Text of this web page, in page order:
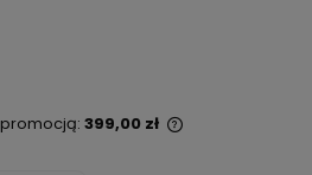
399,00 zł